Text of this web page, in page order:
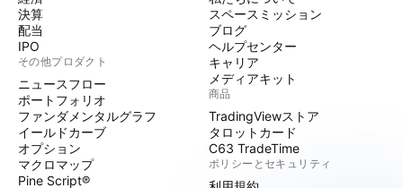
決算
配当
IPO
その他プロダクト
ニュースフロー
ポートフォリオ
ファンダメンタルグラフ
イールドカーブ
オプション
マクロマップ
Pine Script®
スペースミッション
ブログ
ヘルプセンター
キャリア
メディアキット
商品
TradingViewストア
タロットカード
C63 TradeTime
ポリシーとセキュリティ